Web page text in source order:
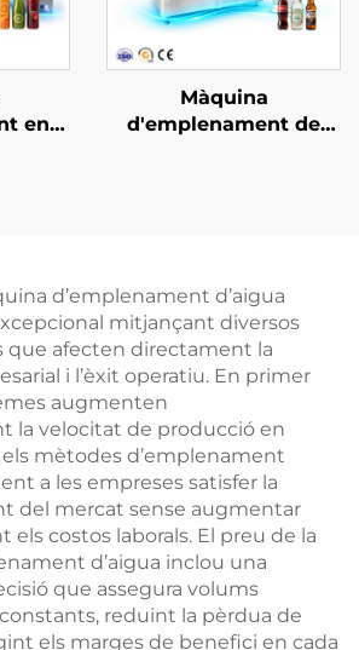
en
Màquina
d'emplenament de
d’emplenament d’aigua
mitjançant diversos
que afecten directament la
i l’èxit operatiu. En primer
augmenten
la velocitat de producció en
mètodes d’emplenament
a les empreses satisfer la
del mercat sense augmentar
els costos laborals. El preu de la
d’aigua inclou una
que assegura volums
reduint la pèrdua de
els marges de benefici en cada